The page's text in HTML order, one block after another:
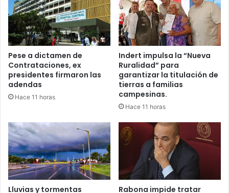
Pese a dictamen de
Contrataciones, ex
presidentes firmaron las
adendas
Hace 11 horas
Indert impulsa la “Nueva
Ruralidad” para
garantizar la titulación de
tierras a familias
campesinas.
Hace 11 horas
Lluvias y tormentas
Rabona impide tratar